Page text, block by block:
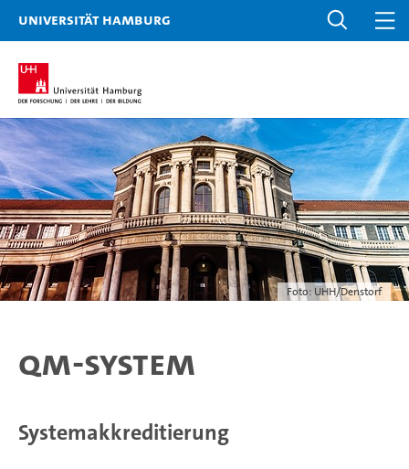
Universität Hamburg
Foto: UHH/Denstorf
QM-System
Systemakkreditierung